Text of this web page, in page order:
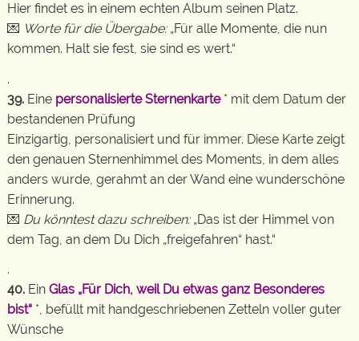
Hier findet es in einem echten Album seinen Platz.
💌 Worte für die Übergabe:„Für alle Momente, die nun
kommen. Halt sie fest, sie sind es wert.“
.
39. Eine personalisierte Sternenkarte* mit dem Datum der
bestandenen Prüfung
Einzigartig, personalisiert und für immer. Diese Karte zeigt
den genauen Sternenhimmel des Moments, in dem alles
anders wurde, gerahmt an der Wand eine wunderschöne
Erinnerung.
💌 Du könntest dazu schreiben:„Das ist der Himmel von
dem Tag, an dem Du Dich „freigefahren“ hast.“
.
40. Ein Glas „Für Dich, weil Du etwas ganz Besonderes
bist“ *, befüllt mit handgeschriebenen Zetteln voller guter
Wünsche